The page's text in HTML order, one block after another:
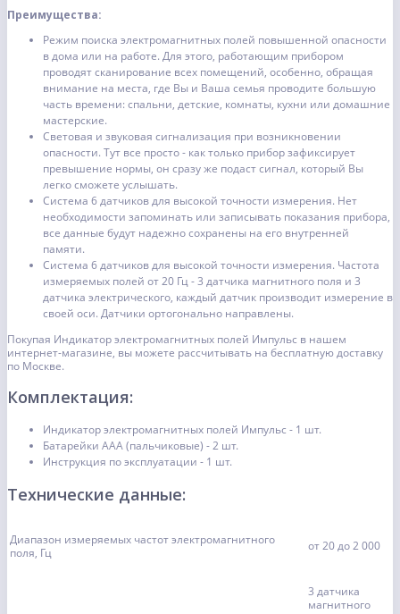
Преимущества:
Режим поиска электромагнитных полей повышенной опасности
в дома или на работе. Для этого, работающим прибором
проводят сканирование всех помещений, особенно, обращая
внимание на места, где Вы и Ваша семья проводите большую
часть времени: спальни, детские, комнаты, кухни или домашние
мастерские.
Световая и звуковая сигнализация при возникновении
опасности. Тут все просто - как только прибор зафиксирует
превышение нормы, он сразу же подаст сигнал, который Вы
легко сможете услышать.
Система 6 датчиков для высокой точности измерения. Нет
необходимости запоминать или записывать показания прибора,
все данные будут надежно сохранены на его внутренней
памяти.
Система 6 датчиков для высокой точности измерения. Частота
измеряемых полей от 20 Гц - 3 датчика магнитного поля и 3
датчика электрического, каждый датчик производит измерение в
своей оси. Датчики ортогонально направлены.
Покупая Индикатор электромагнитных полей Импульс в нашем
интернет-магазине, вы можете рассчитывать на бесплатную доставку
по Москве.
Комплектация:
Индикатор электромагнитных полей Импульс - 1 шт.
Батарейки ААА (пальчиковые) - 2 шт.
Инструкция по эксплуатации - 1 шт.
Технические данные:
Диапазон измеряемых частот электромагнитного
поля, Гц
от 20 до 2 000
3 датчика
магнитного